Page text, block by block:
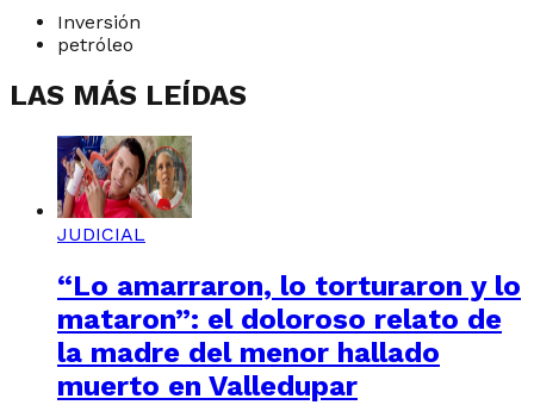
Inversión
petróleo
LAS MÁS LEÍDAS
JUDICIAL
“Lo amarraron, lo torturaron y lo
mataron”: el doloroso relato de
la madre del menor hallado
muerto en Valledupar